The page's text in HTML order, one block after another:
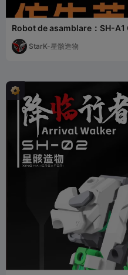
Robot de asamblare：SH-
StarK-星骸造物